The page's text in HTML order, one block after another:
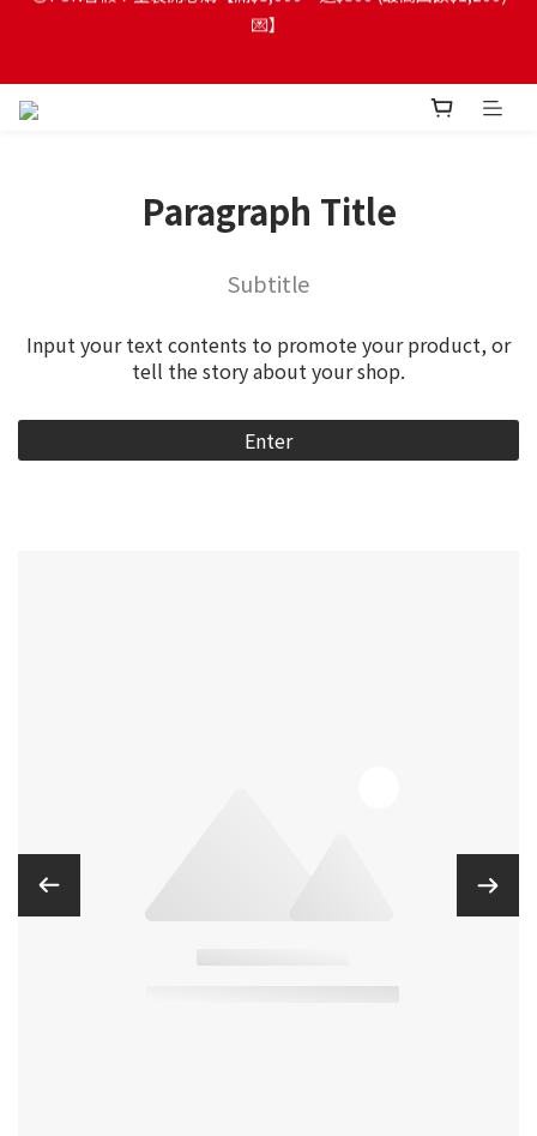
😍FUN暑假！童裝開心購【滿$3,000，送$300 (最高回饋$1,200)
💌】
🎉熊熊兔兔Fun暑假｜兒童服飾6折起>>>
😍FUN暑假！童裝開心購【滿$3,000，送$300 (最高回饋$1,200)
Paragraph Title
Subtitle
Input your text contents to promote your product, or
tell the story about your shop.
Enter